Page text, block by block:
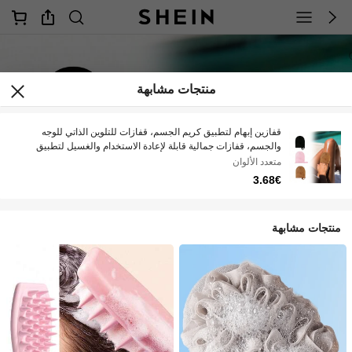
منتجات مشابهة
قفازين إبهام لتطبيق كريم الجسم، قفازات للتلوين الذاتي للوجه
والجسم، قفازات جمالية قابلة لإعادة الاستخدام والغسيل لتطبيق
المكياج وتلوين البشرة وكريمات الوجه والواقي من الشمس
والمرطبات وأداة للتدليك، 2 قطعة
متعدد الألوان
3.68€
منتجات مشابهة